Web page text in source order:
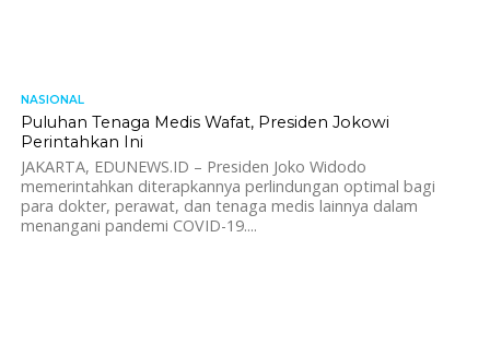
NASIONAL
Puluhan Tenaga Medis Wafat, Presiden Jokowi
Perintahkan Ini
JAKARTA, EDUNEWS.ID – Presiden Joko Widodo
memerintahkan diterapkannya perlindungan optimal bagi
para dokter, perawat, dan tenaga medis lainnya dalam
menangani pandemi COVID-19....